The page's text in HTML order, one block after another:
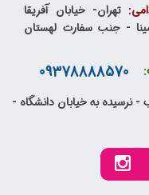
تهران- خیابان آفریقا
- جنب سفارت لهستان
09378888570
- نرسیده به خیابان دانشگاه -